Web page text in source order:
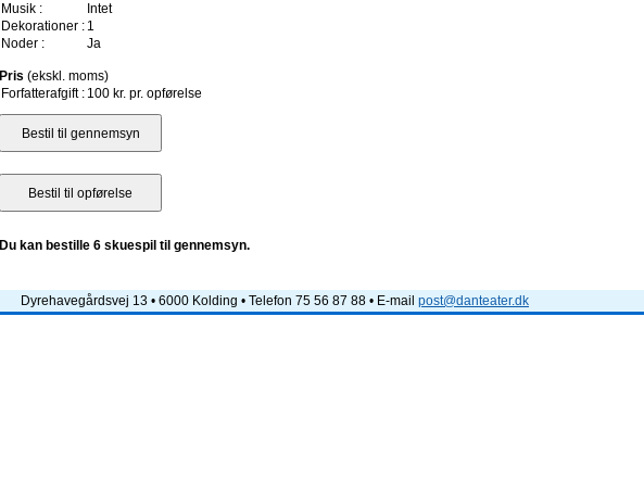
Musik :
Intet
Dekorationer : 1
Noder :
Ja
Pris (ekskl. moms)
Forfatterafgift : 100 kr. pr. opførelse
Du kan bestille 6 skuespil til gennemsyn.
Dyrehavegårdsvej 13 • 6000 Kolding • Telefon 75 56 87 88 • E-mail post@danteater.dk